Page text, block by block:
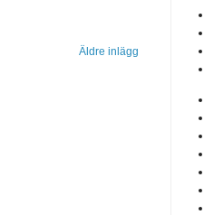
Äldre inlägg